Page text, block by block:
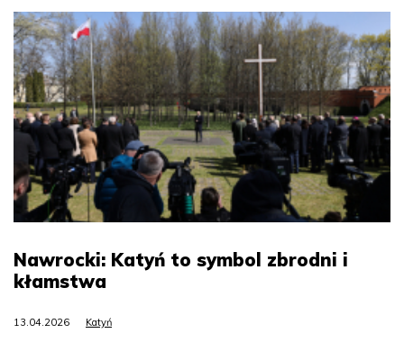
Nawrocki: Katyń to symbol zbrodni i
kłamstwa
13.04.2026 Katyń